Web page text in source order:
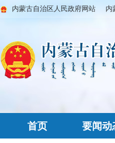
内蒙古自治区人民政府网站 内
首页 要闻动